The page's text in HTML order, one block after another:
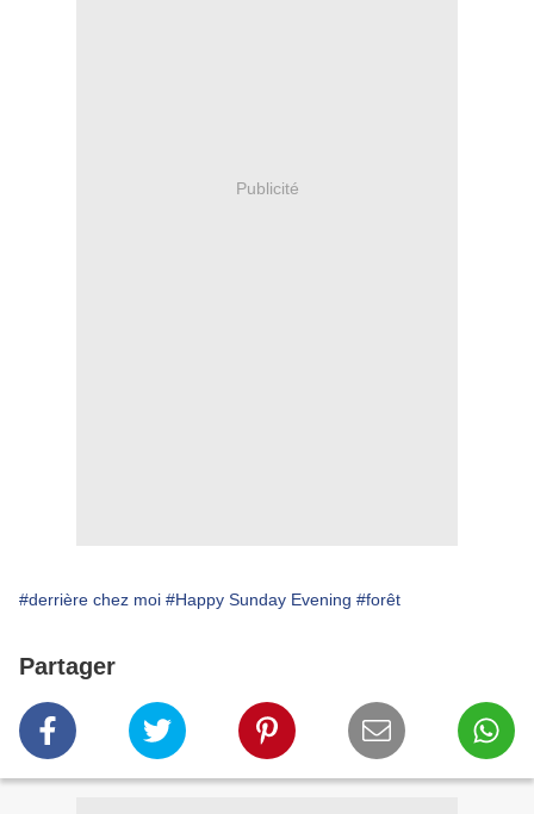
Publicité
#derrière chez moi #Happy Sunday Evening #forêt
Partager